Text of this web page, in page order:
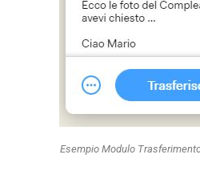
Esempio Modulo